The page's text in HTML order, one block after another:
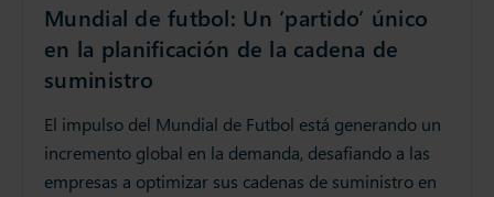
Mundial de futbol: Un ‘partido’ único
en la planificación de la cadena de
suministro
El impulso del Mundial de Futbol está generando un
incremento global en la demanda, desafiando a las
empresas a optimizar sus cadenas de suministro en